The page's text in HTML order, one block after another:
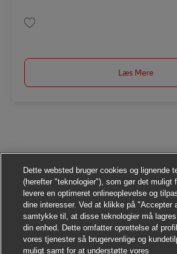
Læs Mere
Dette websted bruger cookies og lignende
(herefter "teknologier"), som gør det muligt
levere en optimeret onlineoplevelse og
dine interesser. Ved at klikke på "Accepter
samtykke til, at disse teknologier må
din enhed. Dette omfatter oprettelse af
vores tjenester så brugervenlige og
muligt samt for at understøtte vores